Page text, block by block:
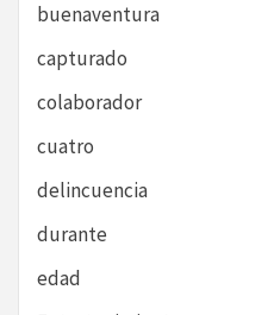
buenaventura
capturado
colaborador
cuatro
delincuencia
durante
edad